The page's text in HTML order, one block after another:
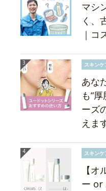
マシ
く、
｜コ
スキンケ
あな
も“
ーズ
えま
スキンケ
【
ー or